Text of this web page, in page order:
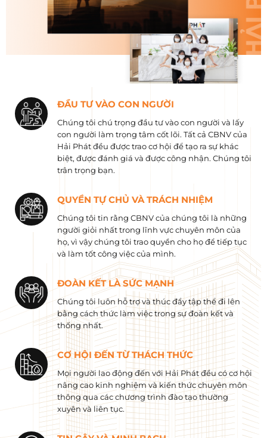
ĐẦU TƯ VÀO CON NGƯỜI
Chúng tôi chú trọng đầu tư vào con người và lấy
con người làm trọng tâm cốt lõi. Tất cả CBNV của
Hải Phát đều được trao cơ hội để tạo ra sự khác
biệt, được đánh giá và được công nhận. Chúng tôi
trân trọng bạn.
QUYỀN TỰ CHỦ VÀ TRÁCH NHIỆM
Chúng tôi tin rằng CBNV của chúng tôi là những
người giỏi nhất trong lĩnh vực chuyên môn của
họ, vì vậy chúng tôi trao quyền cho họ để tiếp tục
và làm tốt công việc của mình.
ĐOÀN KẾT LÀ SỨC MẠNH
Chúng tôi luôn hỗ trợ và thúc đẩy tập thể đi lên
bằng cách thức làm việc trong sự đoàn kết và
thống nhất.
CƠ HỘI ĐẾN TỪ THÁCH THỨC
Mọi người lao động đến với Hải Phát đều có cơ hội
nâng cao kinh nghiệm và kiến ​​thức chuyên môn
thông qua các chương trình đào tạo thường
xuyên và liên tục.